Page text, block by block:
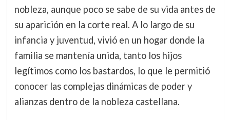
nobleza, aunque poco se sabe de su vida antes de
su aparición en la corte real. A lo largo de su
infancia y juventud, vivió en un hogar donde la
familia se mantenía unida, tanto los hijos
legítimos como los bastardos, lo que le permitió
conocer las complejas dinámicas de poder y
alianzas dentro de la nobleza castellana.